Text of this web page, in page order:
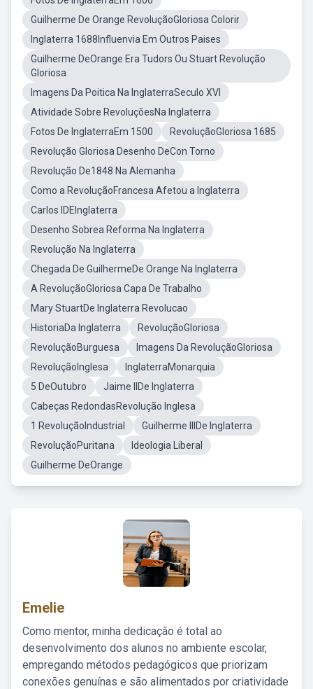
Guilherme De Orange RevoluçãoGloriosa Colorir
Inglaterra 1688Influenvia Em Outros Paises
Guilherme DeOrange Era Tudors Ou Stuart Revolução
Gloriosa
Imagens Da Poitica Na InglaterraSeculo XVI
Atividade Sobre RevoluçõesNa Inglaterra
Fotos De InglaterraEm 1500
RevoluçãoGloriosa 1685
Revolução Gloriosa Desenho DeCon Torno
Revolução De1848 Na Alemanha
Como a RevoluçãoFrancesa Afetou a Inglaterra
Carlos IDEInglaterra
Desenho Sobrea Reforma Na Inglaterra
Revolução Na Inglaterra
Chegada De GuilhermeDe Orange Na Inglaterra
A RevoluçãoGloriosa Capa De Trabalho
Mary StuartDe Inglaterra Revolucao
HistoriaDa Inglaterra
RevoluçãoGloriosa
RevoluçãoBurguesa
Imagens Da RevoluçãoGloriosa
RevoluçãoInglesa
InglaterraMonarquia
5 DeOutubro
Jaime IIDe Inglaterra
Cabeças RedondasRevolução Inglesa
1 RevoluçãoIndustrial
Guilherme IIIDe Inglaterra
RevoluçãoPuritana
Ideologia Liberal
Guilherme DeOrange
Emelie
Como mentor, minha dedicação é total ao
desenvolvimento dos alunos no ambiente escolar,
empregando métodos pedagógicos que priorizam
conexões genuínas e são alimentados por criatividade